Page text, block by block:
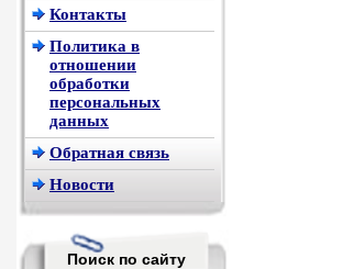
Контакты
Политика в
отношении
обработки
персональных
данных
Обратная связь
Новости
Поиск по сайту